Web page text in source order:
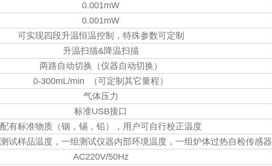
0.001mW
0.001mW
可实现四段升温恒温控制，特殊参数可定制
升温扫描&降温扫描
两路自动切换（仪器自动切换）
0-300mL/min （可定制其它量程）
气体压力
标准USB接口
配有标准物质（铟，锡，铅），用户可自行校正温度
试样品温度，一组测试仪器内部环境温度，一组炉体过热自检传感器
AC220V/50Hz